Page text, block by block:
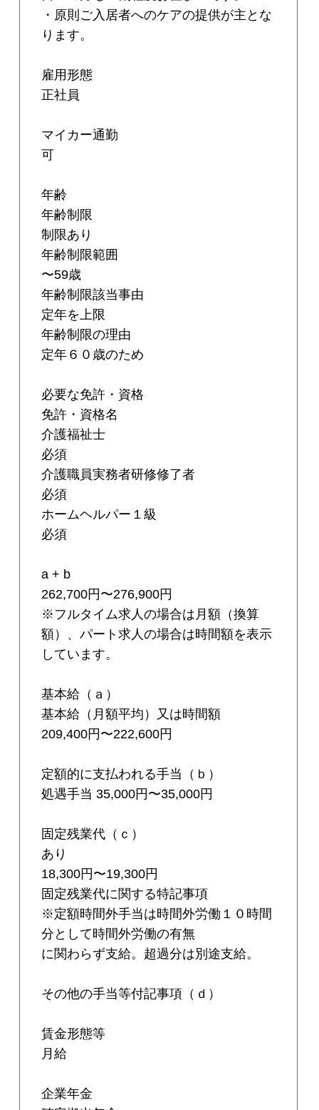
・原則ご入居者へのケアの提供が主とな
ります。
雇用形態
正社員
マイカー通勤
可
年齢
年齢制限
制限あり
年齢制限範囲
〜59歳
年齢制限該当事由
定年を上限
年齢制限の理由
定年６０歳のため
必要な免許・資格
免許・資格名
介護福祉士
必須
介護職員実務者研修修了者
必須
ホームヘルパー１級
必須
a + b
262,700円〜276,900円
※フルタイム求人の場合は月額（換算
額）、パート求人の場合は時間額を表示
しています。
基本給（ａ）
基本給（月額平均）又は時間額
209,400円〜222,600円
定額的に支払われる手当（ｂ）
処遇手当 35,000円〜35,000円
固定残業代（ｃ）
あり
18,300円〜19,300円
固定残業代に関する特記事項
※定額時間外手当は時間外労働１０時間
分として時間外労働の有無
に関わらず支給。超過分は別途支給。
その他の手当等付記事項（ｄ）
賃金形態等
月給
企業年金